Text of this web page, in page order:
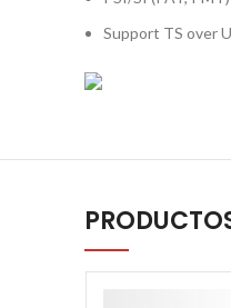
Support TS over